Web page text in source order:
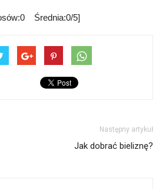
Średnia:0/5]
Następny artykuł
Jak dobrać bieliznę?